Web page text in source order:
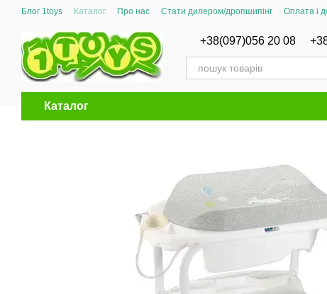
Перейти до основного контенту
Блог 1toys Каталог Про нас Стати дилером/дропшипінг Оплата і
+38(097)056 20 08
Каталог